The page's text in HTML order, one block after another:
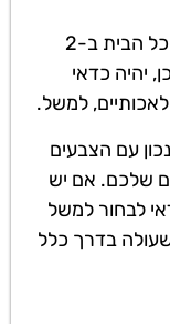
זה לא שאנחנו מציעים לכם לצבוע את כל הבית ב-2
יהיה כדאי
למשל.
עם הצבעים
שלכם. אם יש
לבחור למשל
שעולה בדרך כלל